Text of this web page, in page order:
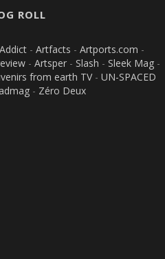
ROLL
- Artfacts - Artports.com -
- Artsper- Slash - Sleek Mag-
from earth TV- UN-SPACED
- Zéro Deux